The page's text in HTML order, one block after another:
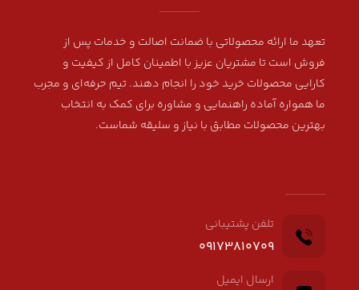
تعهد ما ارائه محصولاتی با ضمانت اصالت و خدمات پس از
فروش است تا مشتریان عزیز با اطمینان کامل از کیفیت و
کارایی محصولات خرید خود را انجام دهند. تیم حرفه‌ای و مجرب
ما همواره آماده راهنمایی و مشاوره برای کمک به انتخاب
بهترین محصولات مطابق با نیاز و سلیقه شماست.
تلفن پشتیبانی
09173810709
ارسال ایمیل